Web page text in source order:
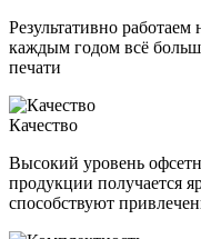
Результативно
каждым годом всё
печати
Качество
Высокий уровень
продукции получается
способствуют